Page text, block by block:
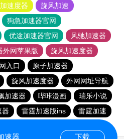
速度器
旋风加速
狗急加速器官网
优途加速器官网
风驰加速器
外网苹果版
旋风加速度器
入口
原子加速器
旋风加速度器
外网网址导航
加速器 哔咔漫画
瑞乐小说
器 雷霆加速版ins
雷霆加速
速器 下载